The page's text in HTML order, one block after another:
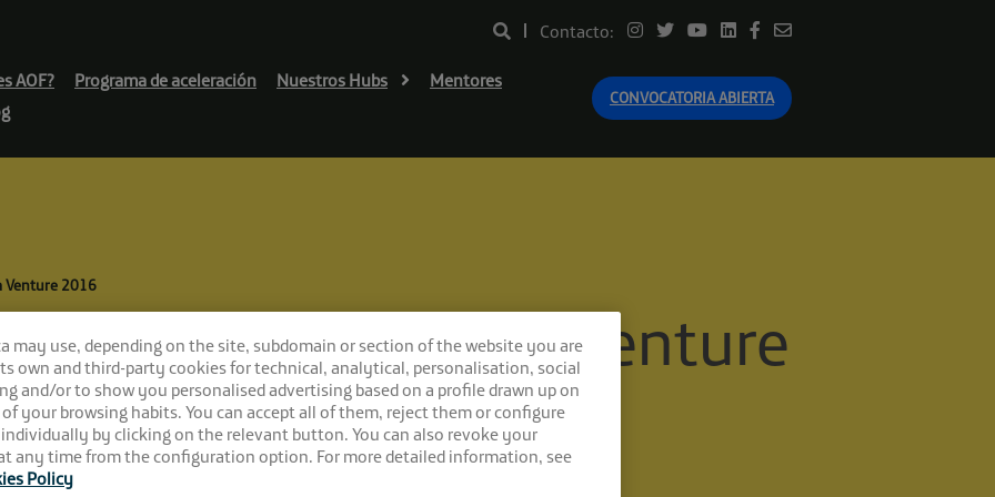
Contacto:
AOF? Programa de aceleración Nuestros Hubs
Mentores
CONVOCATORIA ABIERTA
Venture 2016
en Alhambra Venture
may use, depending on the site, subdomain or section of the website you are
own and third-party cookies for technical, analytical, personalisation, social
and/or to show you personalised advertising based on a profile drawn up on
your browsing habits. You can accept all of them, reject them or configure
by clicking on the relevant button. You can also revoke your
any time from the configuration option. For more detailed information, see
Policy